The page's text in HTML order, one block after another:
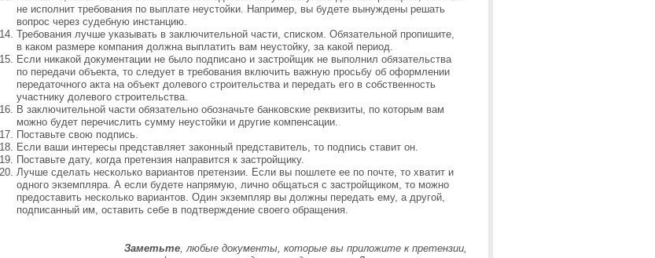
не исполнит требования по выплате неустойки. Например, вы будете вынуждены решать
вопрос через судебную инстанцию.
Требования лучше указывать в заключительной части, списком. Обязательной пропишите,
в каком размере компания должна выплатить вам неустойку, за какой период.
Если никакой документации не было подписано и застройщик не выполнил обязательства
по передачи объекта, то следует в требования включить важную просьбу об оформлении
передаточного акта на объект долевого строительства и передать его в собственность
участнику долевого строительства.
В заключительной части обязательно обозначьте банковские реквизиты, по которым вам
можно будет перечислить сумму неустойки и другие компенсации.
Поставьте свою подпись.
Если ваши интересы представляет законный представитель, то подпись ставит он.
Поставьте дату, когда претензия направится к застройщику.
Лучше сделать несколько вариантов претензии. Если вы пошлете ее по почте, то хватит и
одного экземпляра. А если будете напрямую, лично общаться с застройщиком, то можно
предоставить несколько вариантов. Один экземпляр вы должны передать ему, а другой,
подписанный им, оставить себе в подтверждение своего обращения.
Заметьте, любые документы, которые вы приложите к претензии,